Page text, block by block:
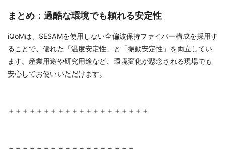
まとめ：過酷な環境でも頼れる安定性
iQoMは、SESAMを使用しない全偏波保持ファイバー構成を採用す
ることで、優れた「温度安定性」と「振動安定性」を両立してい
ます。産業用途や研究用途など、環境変化が懸念される現場でも
安心してお使いいただけます。
＋＋＋＋＋＋＋＋＋＋＋＋＋＋＋＋＋＋＋＋
＝＝＝＝＝＝＝＝＝＝＝＝＝＝＝＝＝＝